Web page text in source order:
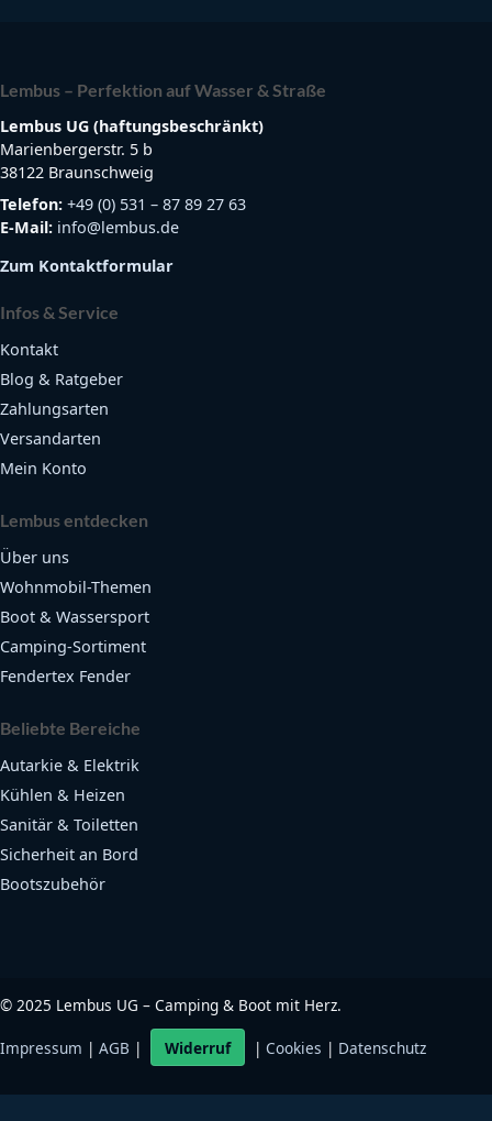
Lembus – Perfektion auf Wasser & Straße
Lembus UG (haftungsbeschränkt)
Marienbergerstr. 5 b
38122 Braunschweig
Telefon: +49 (0) 531 – 87 89 27 63
E-Mail: info@lembus.de
Zum Kontaktformular
Infos & Service
Kontakt
Blog & Ratgeber
Zahlungsarten
Versandarten
Mein Konto
Lembus entdecken
Über uns
Wohnmobil-Themen
Boot & Wassersport
Camping-Sortiment
Fendertex Fender
Beliebte Bereiche
Autarkie & Elektrik
Kühlen & Heizen
Sanitär & Toiletten
Sicherheit an Bord
Bootszubehör
© 2025 Lembus UG – Camping & Boot mit Herz.
Impressum | AGB | Widerruf | Cookies | Datenschutz